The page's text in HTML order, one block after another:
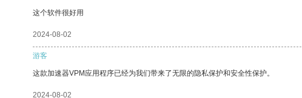
这个软件很好用
2024-08-02
游客
这款加速器VPM应用程序已经为我们带来了无限的隐私保护和安全性保护。
2024-08-02